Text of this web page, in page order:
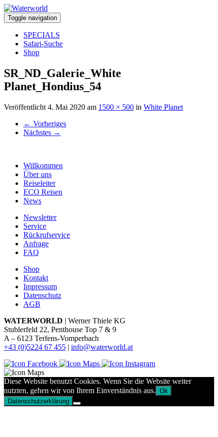
Toggle navigation
SPECIALS
Safari-Suche
Shop
SR_ND_Galerie_White
Planet_Hondius_54
Veröffentlicht 4. Mai 2020 am 1500 × 500 in White Planet
← Vorheriges
Nächstes →
Willkommen
Über uns
Reiseleiter
ECO Reisen
News
Newsletter
Service
Rückrufservice
Anfrage
FAQ
Shop
Kontakt
Impressum
Datenschutz
AGB
WATERWORLD | Werner Thiele KG
Stublerfeld 22, Penthouse Top 7 & 9
A – 6123 Terfens-Vomperbach
+43 (0)5224 67 455 | info@waterworld.at
Diese Website benutzt Cookies. Wenn Sie die Website weiter
nutzten, gehen wir von Ihrem Einverständnis aus. Ok
Datenschutzerklärung